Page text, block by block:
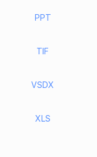
PPT
TIF
VSDX
XLS